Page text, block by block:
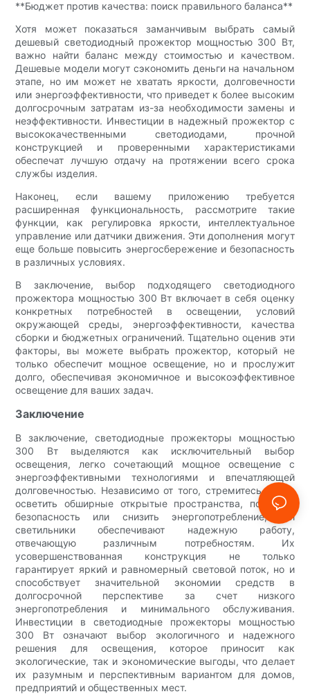
**Бюджет против качества: поиск правильного баланса**
Хотя может показаться заманчивым выбрать самый
дешевый светодиодный прожектор мощностью 300 Вт,
важно найти баланс между стоимостью и качеством.
Дешевые модели могут сэкономить деньги на начальном
этапе, но им может не хватать яркости, долговечности
или энергоэффективности, что приведет к более высоким
долгосрочным затратам из-за необходимости замены и
неэффективности. Инвестиции в надежный прожектор с
высококачественными светодиодами, прочной
конструкцией и проверенными характеристиками
обеспечат лучшую отдачу на протяжении всего срока
службы изделия.
Наконец, если вашему приложению требуется
расширенная функциональность, рассмотрите такие
функции, как регулировка яркости, интеллектуальное
управление или датчики движения. Эти дополнения могут
еще больше повысить энергосбережение и безопасность
в различных условиях.
В заключение, выбор подходящего светодиодного
прожектора мощностью 300 Вт включает в себя оценку
конкретных потребностей в освещении, условий
окружающей среды, энергоэффективности, качества
сборки и бюджетных ограничений. Тщательно оценив эти
факторы, вы можете выбрать прожектор, который не
только обеспечит мощное освещение, но и прослужит
долго, обеспечивая экономичное и высокоэффективное
освещение для ваших задач.
Заключение
В заключение, светодиодные прожекторы мощностью
300 Вт выделяются как исключительный выбор
освещения, легко сочетающий мощное освещение с
энергоэффективными технологиями и впечатляющей
долговечностью. Независимо от того, стремитесь ли вы
осветить обширные открытые пространства, повысить
безопасность или снизить энергопотребление, эти
светильники обеспечивают надежную работу,
отвечающую различным потребностям. Их
усовершенствованная конструкция не только
гарантирует яркий и равномерный световой поток, но и
способствует значительной экономии средств в
долгосрочной перспективе за счет низкого
энергопотребления и минимального обслуживания.
Инвестиции в светодиодные прожекторы мощностью
300 Вт означают выбор экологичного и надежного
решения для освещения, которое приносит как
экологические, так и экономические выгоды, что делает
их разумным и перспективным вариантом для домов,
предприятий и общественных мест.